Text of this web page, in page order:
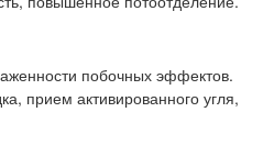
побочных эффектов.
прием активированного угля,